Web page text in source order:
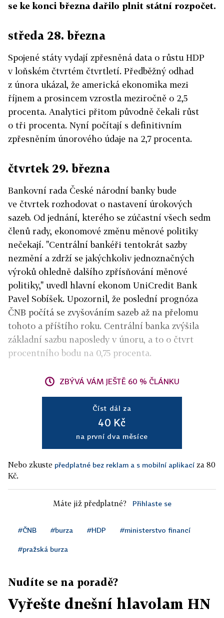
se ke konci března dařilo plnit státní rozpočet.
středa 28. března
Spojené státy vydají zpřesněná data o růstu HDP
v loňském čtvrtém čtvrtletí. Předběžný odhad
z února ukázal, že americká ekonomika mezi
říjnem a prosincem vzrostla meziročně o 2,5
procenta. Analytici přitom původně čekali růst
o tři procenta. Nyní počítají s definitivním
zpřesněním únorového údaje na 2,7 procenta.
čtvrtek 29. března
Bankovní rada České národní banky bude
ve čtvrtek rozhodovat o nastavení úrokových
sazeb. Od jednání, kterého se zúčastní všech sedm
členů rady, ekonomové změnu měnové politiky
nečekají. "Centrální bankéři tentokrát sazby
nezmění a zdrží se jakýchkoliv jednoznačných
výroků ohledně dalšího zpřísňování měnové
politiky," uvedl hlavní ekonom UniCredit Bank
Pavel Sobíšek. Upozornil, že poslední prognóza
ČNB počítá se zvyšováním sazeb až na přelomu
tohoto a příštího roku. Centrální banka zvýšila
základní sazbu naposledy v únoru, a to o čtvrt
procentního bodu na 0,75 procenta.
ZBÝVÁ VÁM JEŠTĚ 60 % ČLÁNKU
Číst dál za
40 Kč
na první dva měsíce
Nebo zkuste předplatné bez reklam a s mobilní aplikací za 80
Kč.
Máte již předplatné? Přihlaste se
#ČNB #burza #HDP #ministerstvo financí
#pražská burza
Nudíte se na poradě?
Vyřešte dnešní hlavolam HN